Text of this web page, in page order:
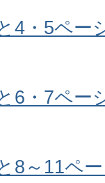
4・5ペー
6・7ペー
8～11ペ